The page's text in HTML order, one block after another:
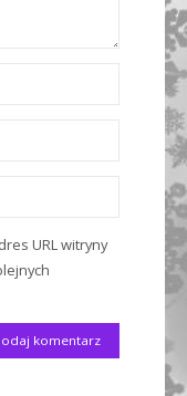
URL witryny